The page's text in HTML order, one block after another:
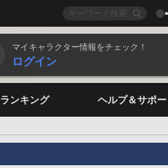
マイキャラクター情報をチェック！
ログイン
ランキング ヘルプ＆サポー